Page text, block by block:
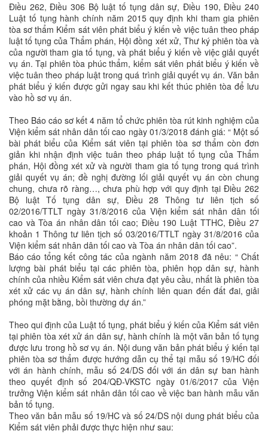
Điều 262, Điều 306 Bộ luật tố tụng dân sự, Điều 190, Điều 240
Luật tố tụng hành chính năm 2015 quy định khi tham gia phiên
tòa sơ thẩm Kiểm sát viên phát biểu ý kiến về việc tuân theo pháp
luật tố tụng của Thẩm phán, Hội đồng xét xử, Thư ký phiên tòa và
của người tham gia tố tụng, và phát biểu ý kiến về việc giải quyết
vụ án. Tại phiên tòa phúc thẩm, kiểm sát viên phát biểu ý kiến về
việc tuân theo pháp luật trong quá trình giải quyết vụ án. Văn bản
phát biểu ý kiến được gửi ngay sau khi kết thúc phiên tòa để lưu
vào hồ sơ vụ án.
Theo Báo cáo sơ kết 4 năm tổ chức phiên tòa rút kinh nghiệm của
Viện kiểm sát nhân dân tối cao ngày 01/3/2018 đánh giá: “ Một số
bài phát biểu của Kiểm sát viên tại phiên tòa sơ thẩm còn đơn
giản khi nhận định việc tuân theo pháp luật tố tụng của Thẩm
phán, Hội đồng xét xử và người tham gia tố tụng trong quá trình
giải quyết vụ án; đề nghị đường lối giải quyết vụ án còn chung
chung, chưa rõ ràng…, chưa phù hợp với quy định tại Điều 262
Bộ luật Tố tụng dân sự, Điều 28 Thông tư liên tịch số
02/2016/TTLT ngày 31/8/2016 của Viện kiểm sát nhân dân tối
cao và Tòa án nhân dân tối cao; Điều 190 Luật TTHC, Điều 27
khoản 1 Thông tư liên tịch số 03/2016/TTLT ngày 31/8/2016 của
Viện kiểm sát nhân dân tối cao và Tòa án nhân dân tối cao”.
Báo cáo tổng kết công tác của ngành năm 2018 đã nêu: “ Chất
lượng bài phát biểu tại các phiên tòa, phiên họp dân sự, hành
chính của nhiều Kiểm sát viên chưa đạt yêu cầu, nhất là phiên tòa
xét xử các vụ án dân sự, hành chính liên quan đến đất đai, giải
phóng mặt bằng, bồi thường dự án.”
Theo qui định của Luật tố tụng, phát biểu ý kiến của Kiểm sát viên
tại phiên tòa xét xử án dân sự, hành chính là một văn bản tố tụng
được lưu trong hồ sơ vụ án. Nội dung văn bản phát biểu ý kiến tại
phiên tòa sơ thẩm được hướng dẫn cụ thể tại mẫu số 19/HC đối
với án hành chính, mẫu số 24/DS đối với án dân sự ban hành
theo quyết định số 204/QĐ-VKSTC ngày 01/6/2017 của Viện
trưởng Viện kiểm sát nhân dân tối cao về việc ban hành mẫu văn
bản tố tụng.
Theo văn bản mẫu số 19/HC và số 24/DS nội dung phát biểu của
Kiểm sát viên phải được thực hiện như sau: